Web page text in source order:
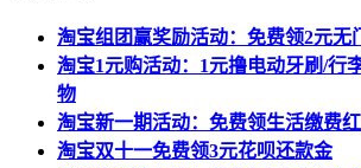
淘宝组团赢奖励活动：免费领2元无
淘宝1元购活动：1元撸电动牙刷/行
物
淘宝新一期活动：免费领生活缴费
淘宝双十一免费领3元花呗还款金